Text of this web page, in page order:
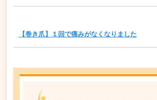
【巻き爪】１回で痛みがなくなりました